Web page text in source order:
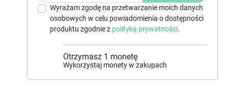
Wyrażam zgodę na przetwarzanie moich danych
osobowych w celu powiadomienia o dostępności
produktu zgodnie z polityką prywatności.
Otrzymasz 1 monetę
Wykorzystaj monety w zakupach